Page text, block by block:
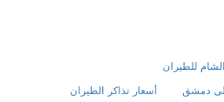
للطيران
دمشق
أسعار تذاكر الطيران